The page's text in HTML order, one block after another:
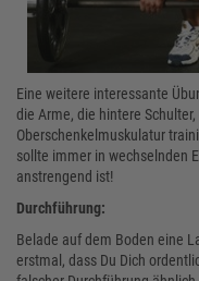
Eine weitere interessante
die Arme, die hintere
Oberschenkelmuskulatur
sollte immer in wechselnden
anstrengend ist!
Durchführung:
Belade auf dem Boden eine
erstmal, dass Du Dich